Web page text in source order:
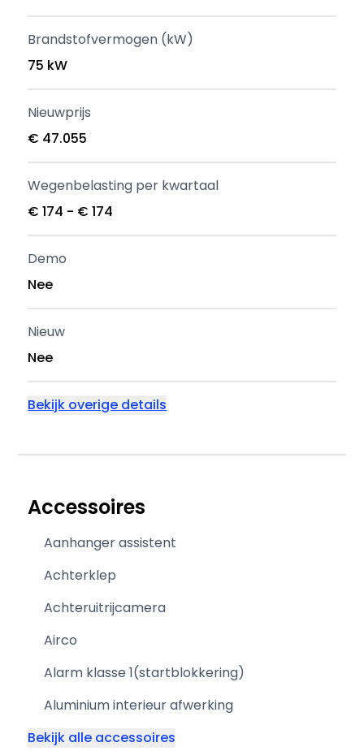
Brandstofvermogen (kW)
75 kW
Nieuwprijs
€ 47.055
Wegenbelasting per kwartaal
€ 174 - € 174
Demo
Nee
Nieuw
Nee
Bekijk overige details
Accessoires
Aanhanger assistent
Achterklep
Achteruitrijcamera
Airco
Alarm klasse 1(startblokkering)
Aluminium interieur afwerking
Bekijk alle accessoires